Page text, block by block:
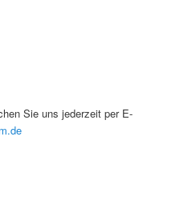
Sie uns jederzeit per E-